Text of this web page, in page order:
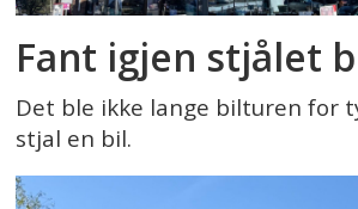
Fant igjen stjålet
Det ble ikke lange bilturen for
stjal en bil.